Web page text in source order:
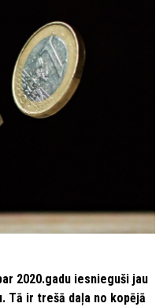
2020.gadu iesnieguši jau
Tā ir trešā daļa no kopējā